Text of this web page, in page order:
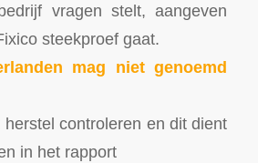
vragen stelt, aangeven
steekproef gaat.
mag niet genoemd
controleren en dit dient
in het rapport